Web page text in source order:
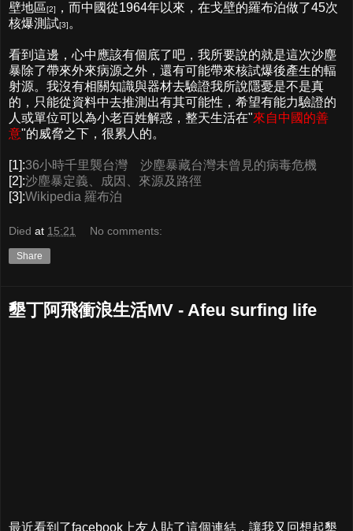
壁地區[2]
，而中國從1964年以來，在戈壁的羅布泊做了45次
核爆測試[3]。
看到這邊，心中應該有個底了吧，我所要說的就是這次沙塵
暴除了帶來外來病源之外，還有可能帶來核試爆後產生的輻
射源。我沒有相關知識與器材去驗證我所說隱憂是不是真
的，只能從資料中去推測出有其可能性，希望有能力驗證的
人或單位可以為小老百姓解惑，整天生活在"來自中國的善
意"的威脅之下，很累人的。
[1]:36小時千里襲台灣 沙塵暴藏台灣未曾見的病毒危機
[2]:沙塵暴定義、成因、來源及路徑
[3]:Wikipedia 羅布泊
Died at 15:21 No comments:
Share
墾丁阿飛衝浪生活MV - Afeu surfing life
最近看到了facebook上友人貼了這個連結，讓我又回想起墾